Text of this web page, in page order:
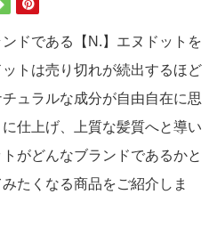
ドである【N.】エヌドットを
トは売り切れが続出するほど
ュラルな成分が自由自在に思
仕上げ、上質な髪質へと導い
がどんなブランドであるかと
たくなる商品をご紹介しま